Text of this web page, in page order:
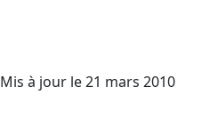
Mis à jour le 21 mars 2010